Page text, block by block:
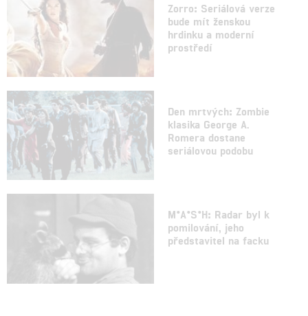
Zorro: Seriálová verze
bude mít ženskou
hrdinku a moderní
prostředí
Den mrtvých: Zombie
klasika George A.
Romera dostane
seriálovou podobu
M*A*S*H: Radar byl k
pomilování, jeho
představitel na facku